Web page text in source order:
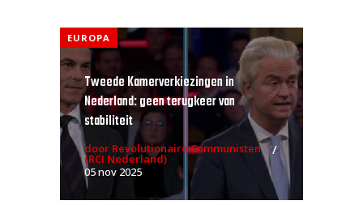
EUROPA
Tweede Kamerverkiezingen in
Nederland: geen terugkeer van
stabiliteit
door Revolutionaire Communisten
(RCI Nederland)
05 nov 2025